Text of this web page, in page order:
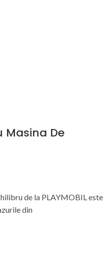
Masina De
de la PLAYMOBIL este
din